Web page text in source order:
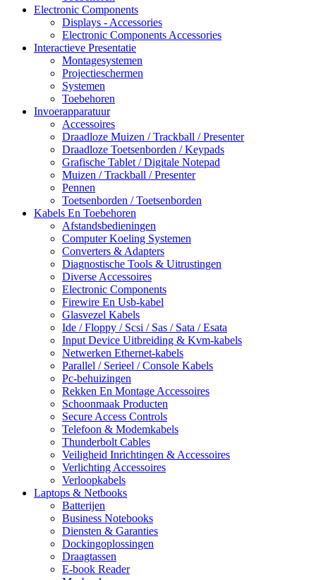
Electronic Components
Displays - Accessories
Electronic Components Accessories
Interactieve Presentatie
Montagesystemen
Projectieschermen
Systemen
Toebehoren
Invoerapparatuur
Accessoires
Draadloze Muizen / Trackball / Presenter
Draadloze Toetsenborden / Keypads
Grafische Tablet / Digitale Notepad
Muizen / Trackball / Presenter
Pennen
Toetsenborden / Toetsenborden
Kabels En Toebehoren
Afstandsbedieningen
Computer Koeling Systemen
Converters & Adapters
Diagnostische Tools & Uitrustingen
Diverse Accessoires
Electronic Components
Firewire En Usb-kabel
Glasvezel Kabels
Ide / Floppy / Scsi / Sas / Sata / Esata
Input Device Uitbreiding & Kvm-kabels
Netwerken Ethernet-kabels
Parallel / Serieel / Console Kabels
Pc-behuizingen
Rekken En Montage Accessoires
Schoonmaak Producten
Secure Access Controls
Telefoon & Modemkabels
Thunderbolt Cables
Veiligheid Inrichtingen & Accessoires
Verlichting Accessoires
Verloopkabels
Laptops & Netbooks
Batterijen
Business Notebooks
Diensten & Garanties
Dockingoplossingen
Draagtassen
E-book Reader